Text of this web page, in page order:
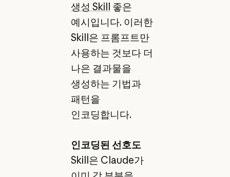
생성 Skill 좋은
예시입니다. 이러한
Skill은 프롬프트만
사용하는 것보다 더
나은 결과물을
생성하는 기법과
패턴을
인코딩합니다.
인코딩된 선호도
Skill은 Claude가